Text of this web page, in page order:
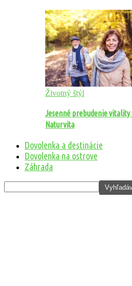
Životný štýl
Jesenné prebudenie
Naturvita
Dovolenka a destinácie
Dovolenka na ostrove
Záhrada